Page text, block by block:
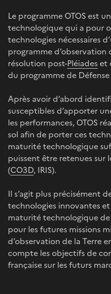
Le programme OTOS est
technologique qui a pour
technologies nécessaires
programme d’observation
résolution post-Pléiadeset
du programme de Défense
Après avoir d’abord
susceptibles d’apporter
les performances, OTOS
sol afin de porter ces
maturité technologique
puissent être retenues sur
(CO3D, IRIS).
Il s’agit plus précisément
technologies innovantes
maturité technologique de
pour les futures missions
d’observation de la Terre
compte les objectifs de
française sur les futurs